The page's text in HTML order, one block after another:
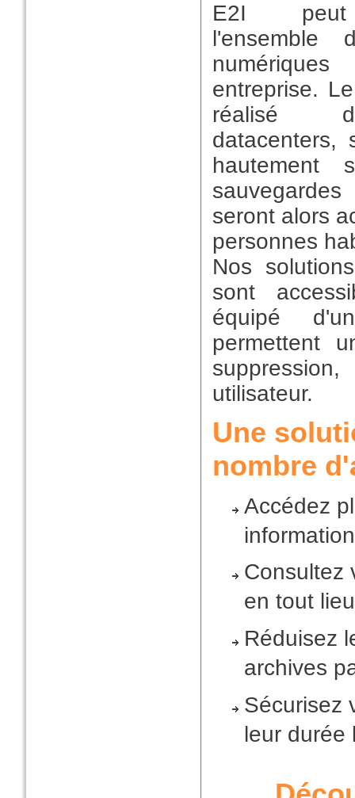
E2I peut
l'ensemble
entreprise.
réalisé
datacenters,
hautement
seront alors
personnes
Nos
sont
équipé
permettent
utilisateur.
Une
nombre
Accédez
Consultez
en tout lieu
Réduisez
archives
Sécurisez
leur durée